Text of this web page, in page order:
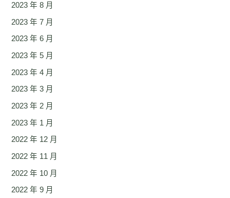
2023 年 8 月
2023 年 7 月
2023 年 6 月
2023 年 5 月
2023 年 4 月
2023 年 3 月
2023 年 2 月
2023 年 1 月
2022 年 12 月
2022 年 11 月
2022 年 10 月
2022 年 9 月